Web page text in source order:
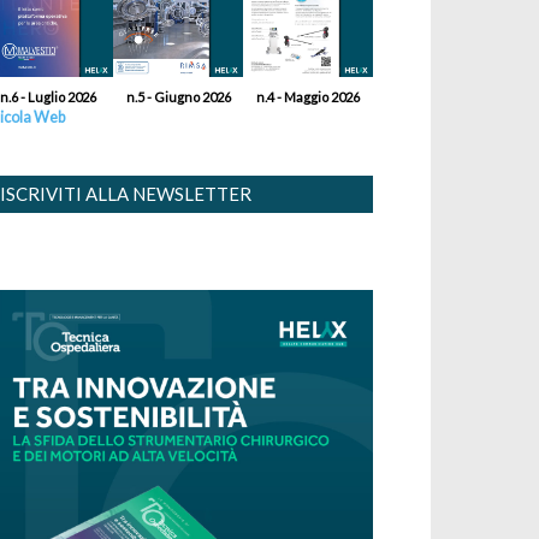
n.6 - Luglio 2026 n.5 - Giugno 2026 n.4 - Maggio 2026
Web
ISCRIVITI ALLA NEWSLETTER